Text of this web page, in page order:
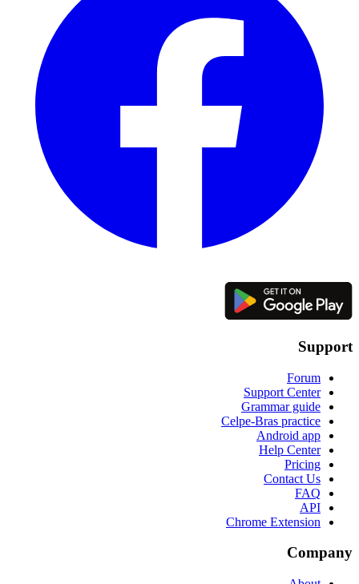
Support
Forum
Support Center
Grammar guide
Celpe-Bras practice
Android app
Help Center
Pricing
Contact Us
FAQ
API
Chrome Extension
Company